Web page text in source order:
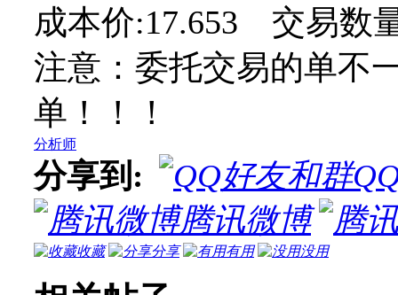
成本价:17.653 交易数
注意：委托交易的单不
单！！！
分析师
分享到:
腾讯微博
收藏 分享 有用 没用